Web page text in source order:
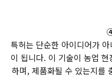
특허는 단순한 아이디어가
이 됩니다. 이 기술이 농업
하며, 제품화될 수 있는지를